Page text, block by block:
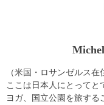
（米国・ロサンゼルス在
ここは日本人にとってと
ヨガ、国立公園を旅する